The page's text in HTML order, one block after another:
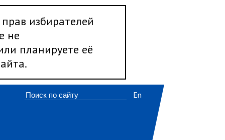
избирателей
не
планируете её
En